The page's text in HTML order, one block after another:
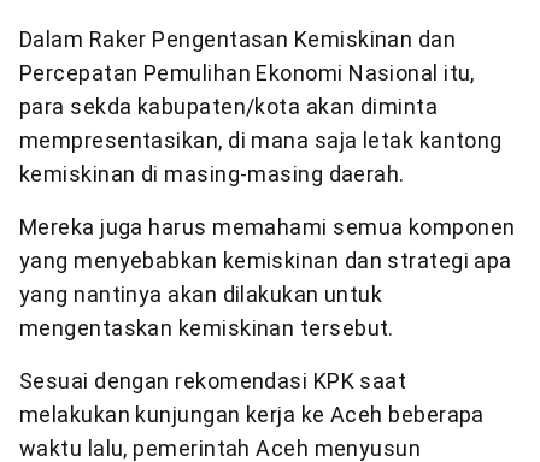
Dalam Raker Pengentasan Kemiskinan dan
Percepatan Pemulihan Ekonomi Nasional itu,
para sekda kabupaten/kota akan diminta
mempresentasikan, di mana saja letak kantong
kemiskinan di masing-masing daerah.
Mereka juga harus memahami semua komponen
yang menyebabkan kemiskinan dan strategi apa
yang nantinya akan dilakukan untuk
mengentaskan kemiskinan tersebut.
Sesuai dengan rekomendasi KPK saat
melakukan kunjungan kerja ke Aceh beberapa
waktu lalu, pemerintah Aceh menyusun